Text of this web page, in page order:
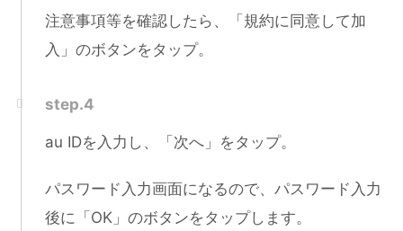
注意事項等を確認したら、「規約に同意して加
入」のボタンをタップ。
step.4
au IDを入力し、「次へ」をタップ。
パスワード入力画面になるので、パスワード入力
後に「OK」のボタンをタップします。